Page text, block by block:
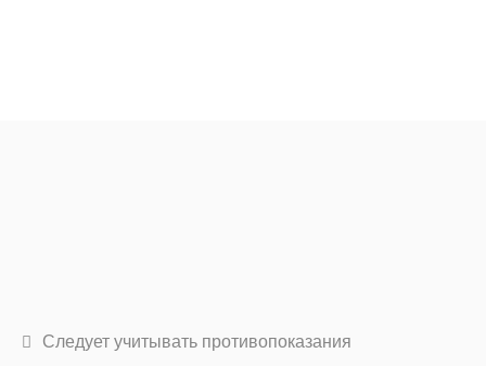
Следует учитывать противопоказания